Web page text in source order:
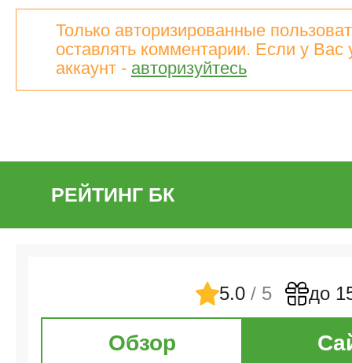
Только авторизированные
оставлять комментарии. Если у Вас
аккаунт - авторизуйтесь
РЕЙТИНГ БК
5.0 / 5 до
Обзор